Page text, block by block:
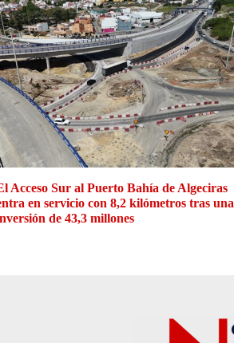
Acceso Sur al Puerto Bahía de Algeciras
en servicio con 8,2 kilómetros tras una
de 43,3 millones